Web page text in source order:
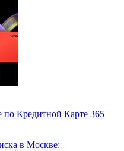
по Кредитной Карте 365